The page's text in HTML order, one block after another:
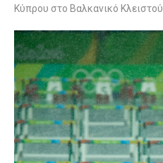
Κύπρου στο Βαλκανικό Κλειστού